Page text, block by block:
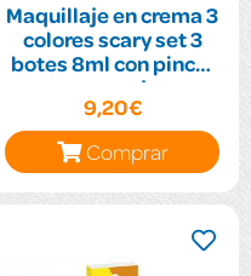
Maquillaje en crema 3
colores scary set 3
botes 8ml con pincel
y esponja
9,20€
Comprar